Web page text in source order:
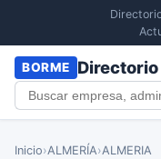
BORME Directorio
Inicio›ALMERÍA›ALMERIA